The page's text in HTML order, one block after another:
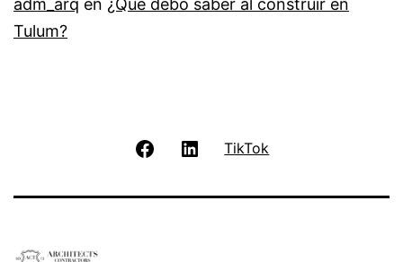
adm_arq en ¿Qué debo saber al construir en
Tulum?
FacebookLinkedIn
TikTok